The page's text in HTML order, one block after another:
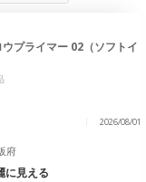
プライマー 02（ソフトイ
2026/08/01
府
に見える